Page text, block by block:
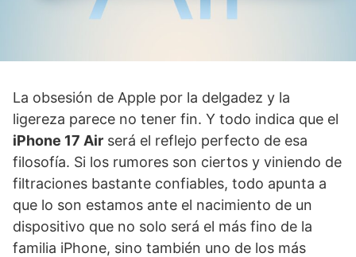
La obsesión de Apple por la delgadez y la
ligereza parece no tener fin. Y todo indica que el
iPhone 17 Air será el reflejo perfecto de esa
filosofía. Si los rumores son ciertos y viniendo de
filtraciones bastante confiables, todo apunta a
que lo son estamos ante el nacimiento de un
dispositivo que no solo será el más fino de la
familia iPhone, sino también uno de los más